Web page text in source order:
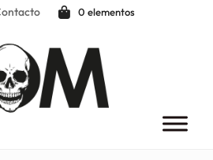
0 elementos